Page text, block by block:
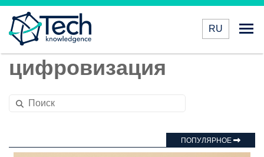
RU
цифровизация
ПОПУЛЯРНОЕ